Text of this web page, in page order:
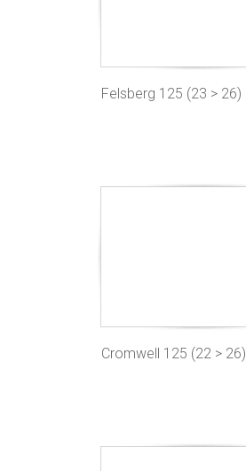
Felsberg 125 (23 > 26)
Cromwell 125 (22 > 26)